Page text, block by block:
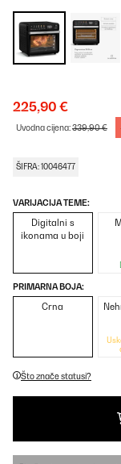
225,90 €
Uvodna cijena:339,90 €
ŠIFRA: 10046477
VARIJACIJA TEME:
Digitalni s
ikonama u boji
PRIMARNA BOJA:
Crna
Što znače statusi?